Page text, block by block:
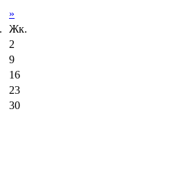
»
Жк.
2
9
16
23
30